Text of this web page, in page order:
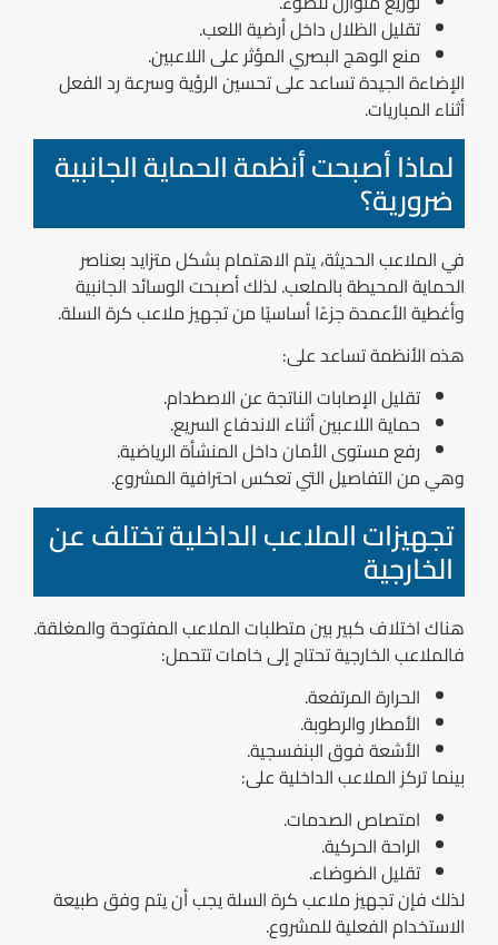
تقليل الظلال داخل أرضية اللعب.
منع الوهج البصري المؤثر على اللاعبين.
الإضاءة الجيدة تساعد على تحسين الرؤية وسرعة رد الفعل
أثناء المباريات.
لماذا أصبحت أنظمة الحماية الجانبية
ضرورية؟
في الملاعب الحديثة، يتم الاهتمام بشكل متزايد بعناصر
الحماية المحيطة بالملعب. لذلك أصبحت الوسائد الجانبية
وأغطية الأعمدة جزءًا أساسيًا من تجهيز ملاعب كرة السلة.
هذه الأنظمة تساعد على:
تقليل الإصابات الناتجة عن الاصطدام.
حماية اللاعبين أثناء الاندفاع السريع.
رفع مستوى الأمان داخل المنشأة الرياضية.
وهي من التفاصيل التي تعكس احترافية المشروع.
تجهيزات الملاعب الداخلية تختلف عن
الخارجية
هناك اختلاف كبير بين متطلبات الملاعب المفتوحة والمغلقة.
فالملاعب الخارجية تحتاج إلى خامات تتحمل:
الحرارة المرتفعة.
الأمطار والرطوبة.
الأشعة فوق البنفسجية.
بينما تركز الملاعب الداخلية على:
امتصاص الصدمات.
الراحة الحركية.
تقليل الضوضاء.
لذلك فإن تجهيز ملاعب كرة السلة يجب أن يتم وفق طبيعة
الاستخدام الفعلية للمشروع.